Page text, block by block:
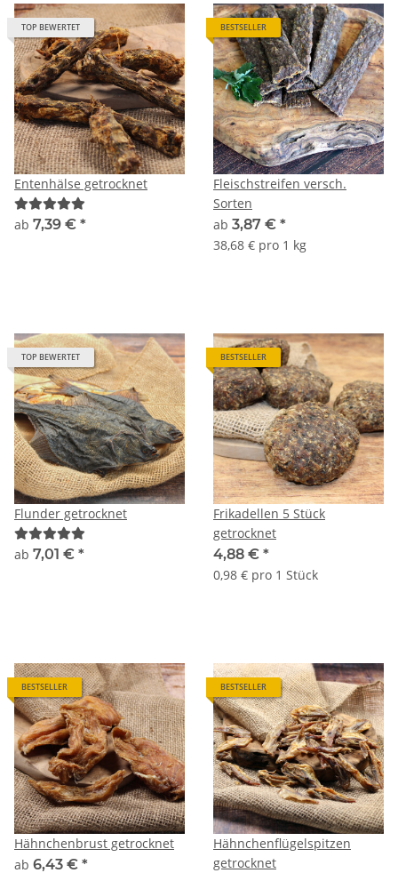
TOP BEWERTET
Entenhälse getrocknet
ab 7,39 € *
BESTSELLER
Fleischstreifen versch.
Sorten
ab 3,87 € *
38,68 € pro 1 kg
TOP BEWERTET
Flunder getrocknet
ab 7,01 € *
BESTSELLER
Frikadellen 5 Stück
getrocknet
4,88 € *
0,98 € pro 1 Stück
BESTSELLER
Hähnchenbrust getrocknet
ab 6,43 € *
BESTSELLER
Hähnchenflügelspitzen
getrocknet